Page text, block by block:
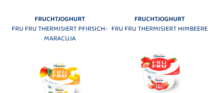
FRUCHTJOGHURT
FRU FRU THERMISIERT PFIRSICH-
MARACUJA
FRUCHTJOGHURT
FRU FRU THERMISIERT HIMBEERE